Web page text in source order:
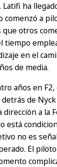
ha
comenzó a
otros
tiempo
en el
de media.
años en
de
a la
está
no es
El